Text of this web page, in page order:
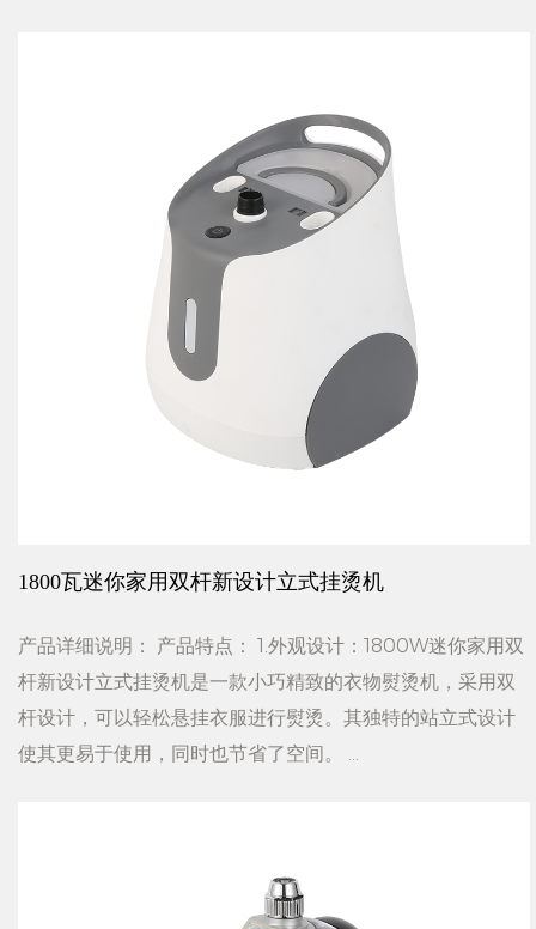
1800瓦迷你家用双杆新设计立式挂烫机
产品详细说明： 产品特点： 1.外观设计：1800W迷你家用双
杆新设计立式挂烫机是一款小巧精致的衣物熨烫机，采用双
杆设计，可以轻松悬挂衣服进行熨烫。其独特的站立式设计